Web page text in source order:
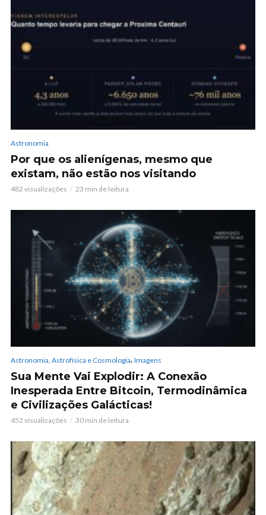
Astronomia
Por que os alienígenas, mesmo que
existam, não estão nos visitando
482 visualizações 23 min de leitura
Astronomia, Astrofísica e Cosmologia, Imagens
Sua Mente Vai Explodir: A Conexão
Inesperada Entre Bitcoin, Termodinâmica
e Civilizações Galácticas!
452 visualizações 30 min de leitura